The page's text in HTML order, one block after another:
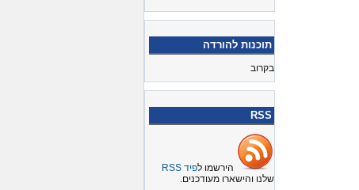
תוכנות להורדה
בקרוב
RSS
הירשמו לפיד RSS
שלנו והישארו מעודכנים.